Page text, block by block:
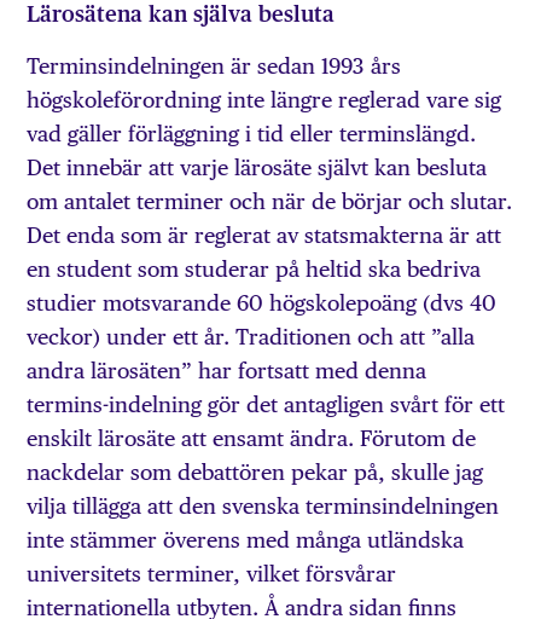
Lärosätena kan själva besluta
Terminsindelningen är sedan 1993 års
högskoleförordning inte längre reglerad vare sig
vad gäller förläggning i tid eller terminslängd.
Det innebär att varje lärosäte självt kan besluta
om antalet terminer och när de börjar och slutar.
Det enda som är reglerat av statsmakterna är att
en student som studerar på heltid ska bedriva
studier motsvarande 60 högskolepoäng (dvs 40
veckor) under ett år. Traditionen och att ”alla
andra lärosäten” har fortsatt med denna
termins-indelning gör det antagligen svårt för ett
enskilt lärosäte att ensamt ändra. Förutom de
nackdelar som debattören pekar på, skulle jag
vilja tillägga att den svenska terminsindelningen
inte stämmer överens med många utländska
universitets terminer, vilket försvårar
internationella utbyten. Å andra sidan finns